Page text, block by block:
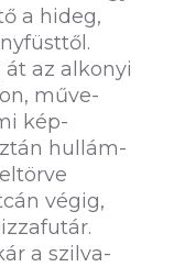
a hideg,
az alkonyi
műve-
kép-
hullám-
végig,
a szilva-